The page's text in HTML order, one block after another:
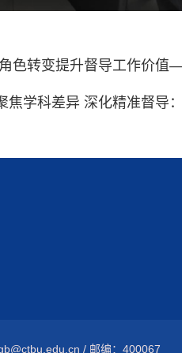
角色转变提升督导工作价
焦学科差异 深化精准督导
/ 邮编：400067